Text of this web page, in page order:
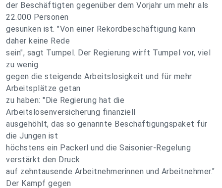
der Beschäftigten gegenüber dem Vorjahr um mehr als
22.000 Personen
gesunken ist. "Von einer Rekordbeschäftigung kann
daher keine Rede
sein", sagt Tumpel. Der Regierung wirft Tumpel vor, viel
zu wenig
gegen die steigende Arbeitslosigkeit und für mehr
Arbeitsplätze getan
zu haben: "Die Regierung hat die
Arbeitslosenversicherung finanziell
ausgehöhlt, das so genannte Beschäftigungspaket für
die Jungen ist
höchstens ein Packerl und die Saisonier-Regelung
verstärkt den Druck
auf zehntausende Arbeitnehmerinnen und Arbeitnehmer."
Der Kampf gegen